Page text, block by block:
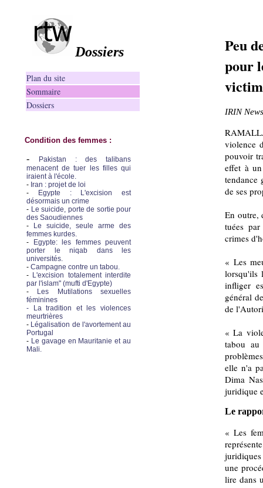
Dossiers
Plan du site
Sommaire
Dossiers
Condition des femmes :
-
Pakistan : des talibans
menacent de tuer les filles qui
iraient à l'école.
- Iran : projet de loi
-
Egypte : L'excision est
désormais un crime
- Le suicide, porte de sortie pour
des Saoudiennes
-
Le suicide, seule arme des
femmes kurdes.
-
Egypte: les femmes peuvent
porter le niqab dans les
universités.
- Campagne contre un tabou.
- L'excision totalement interdite
par l'islam" (mufti d'Egypte)
-
Les Mutilations sexuelles
féminines
- La tradition et les violences
meurtrières
- Légalisation de l'avortement au
Portugal
- Le gavage en Mauritanie et au
Mali.
Peu
pour
IRIN
violence
pouvoir
effet à
tendance
de ses
En outre,
tuées
crimes
« Les
lorsqu'ils
infliger
général
de
« La
tabou
elle n'a
Dima
juridique
Le
« Les
une
lire dans